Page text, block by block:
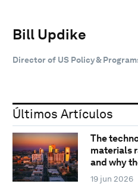
Bill Updike
Director of US Policy &
Últimos Artículos
The
materials
and why
19 jun 2026